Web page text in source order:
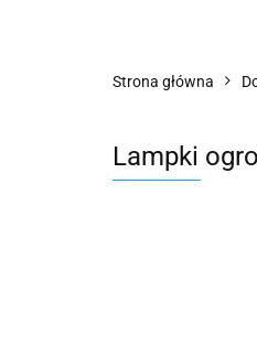
Strona główna
Lampki